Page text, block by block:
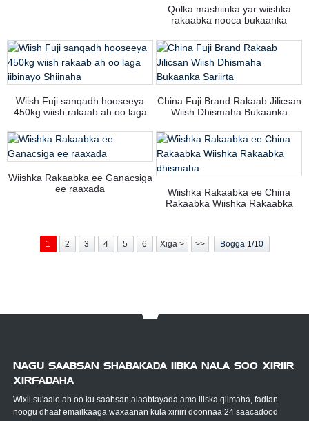
Qolka mashiinka yar wiishka
rakaabka nooca bukaanka
Sariirta
Wiish Fuji sanqadh hooseeya
450kg wiish rakaab ah oo laga
China Fuji Brand Rakaab Jilicsan
Wiish Dhismaha Bukaanka
Wiishka Rakaabka ee Ganacsiga
ee raaxada
Wiishka Rakaabka ee China
Rakaabka Wiishka Rakaabka
1 2 3 4 5 6 Xiga > >> Bogga 1/10
NAGU SAABSAN SHABAKADA IIBKA NALA SOO XIRIIR
XIRFADAHA
Wixii su'aalo ah oo ku saabsan alaabtayada ama liiska qiimaha, fadlan
noogu dhaaf emailkaaga waxaanan kula xiriiri doonnaa 24 saacadood